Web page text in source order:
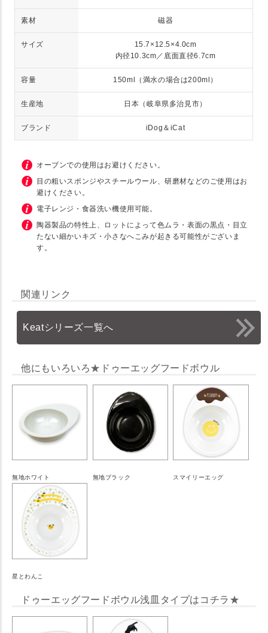
素材 磁器
サイズ
15.7×12.5×4.0cm
内径10.3cm／底面直径6.7cm
容量 150ml（満水の場合は200ml）
生産地 日本（岐阜県多治見市）
ブランド iDog＆iCat
オーブンでの使用はお避けください。
目の粗いスポンジやスチールウール、研磨材などのご使用はお
避けください。
電子レンジ・食器洗い機使用可能。
陶器製品の特性上、ロットによって色ムラ・表面の黒点・目立
たない細かいキズ・小さなへこみが起きる可能性がございま
す。
関連リンク
Keatシリーズ一覧へ
他にもいろいろ★ドゥーエッグフードボウル
無地ホワイト 無地ブラック スマイリーエッグ
星とわんこ
ドゥーエッグフードボウル浅皿タイプはコチラ★